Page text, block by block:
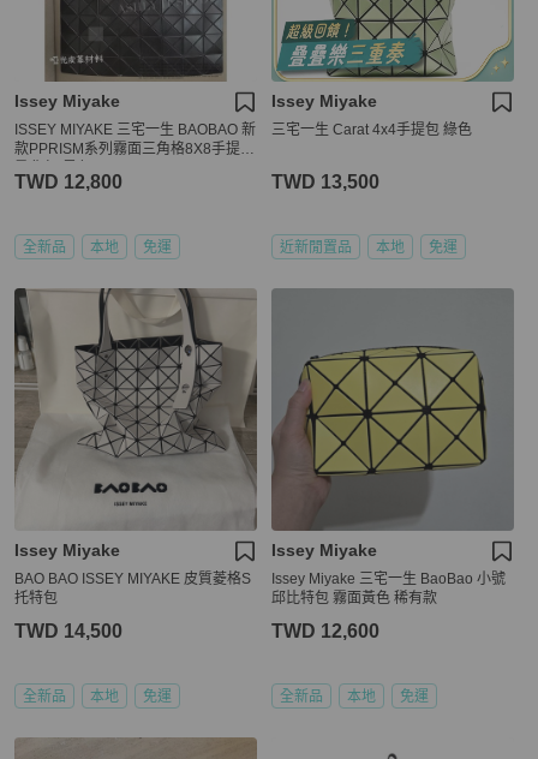
Issey Miyake
ISSEY MIYAKE 三宅一生 BAOBAO 新
款PPRISM系列霧面三角格8X8手提/
TWD 12,800
全新品 本地 免運
Issey Miyake
三宅一生 Carat 4x4手提包 綠色
TWD 13,500
近新閒置品 本地 免運
Issey Miyake
BAO BAO ISSEY MIYAKE 皮質菱格S
托特包
TWD 14,500
全新品 本地 免運
Issey Miyake
Issey Miyake 三宅一生 BaoBao 小號
邱比特包 霧面黃色 稀有款
TWD 12,600
全新品 本地 免運